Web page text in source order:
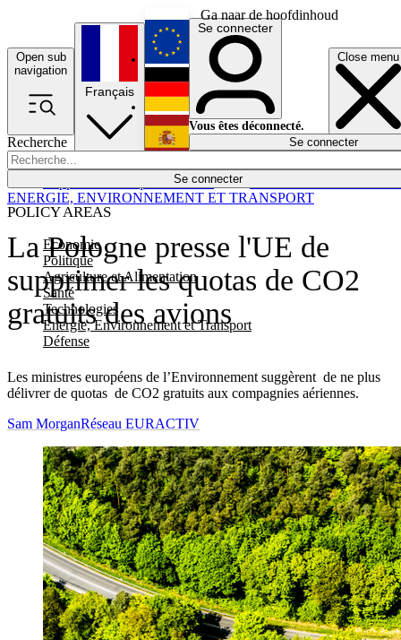
Ga naar de hoofdinhoud
Open sub
navigation
Close menu
Recherche
Se connecter
POLICY AREAS
Economie
Politique
Agriculture et Alimentation
Santé
Technologies
Energie, Environnement et Transport
Défense
Économie
Français
English
Deutsch
Español
Se connecter
Vous êtes déconnecté.
Se connecter
La Pologne presse l'UE de
supprimer les quotas de CO2
gratuits des avions
Les ministres européens de l’Environnement suggèrent de ne plus
délivrer de quotas de CO2 gratuits aux compagnies aériennes.
ENERGIE, ENVIRONNEMENT ET TRANSPORT
Sam MorganRéseau EURACTIV